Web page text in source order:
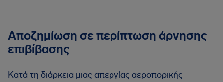
Αποζημίωση σε περίπτωση άρνησης
επιβίβασης
Κατά τη διάρκεια μιας απεργίας αεροπορικής